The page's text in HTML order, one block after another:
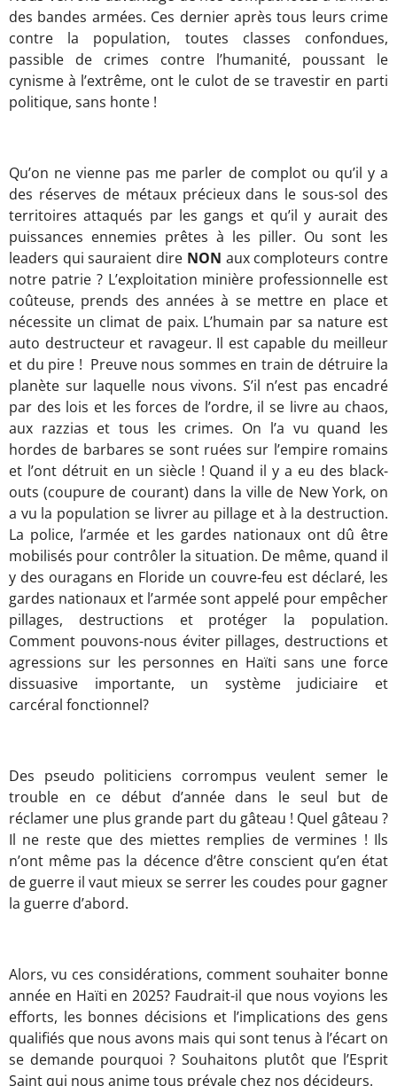
des bandes armées. Ces dernier après tous leurs crime
contre la population, toutes classes confondues,
passible de crimes contre l’humanité, poussant le
cynisme à l’extrême, ont le culot de se travestir en parti
politique, sans honte !
Qu’on ne vienne pas me parler de complot ou qu’il y a
des réserves de métaux précieux dans le sous-sol des
territoires attaqués par les gangs et qu’il y aurait des
puissances ennemies prêtes à les piller. Ou sont les
leaders qui sauraient dire NON aux comploteurs contre
notre patrie ? L’exploitation minière professionnelle est
coûteuse, prends des années à se mettre en place et
nécessite un climat de paix. L’humain par sa nature est
auto destructeur et ravageur. Il est capable du meilleur
et du pire ! Preuve nous sommes en train de détruire la
planète sur laquelle nous vivons. S’il n’est pas encadré
par des lois et les forces de l’ordre, il se livre au chaos,
aux razzias et tous les crimes. On l’a vu quand les
hordes de barbares se sont ruées sur l’empire romains
et l’ont détruit en un siècle ! Quand il y a eu des black-
outs (coupure de courant) dans la ville de New York, on
a vu la population se livrer au pillage et à la destruction.
La police, l’armée et les gardes nationaux ont dû être
mobilisés pour contrôler la situation. De même, quand il
y des ouragans en Floride un couvre-feu est déclaré, les
gardes nationaux et l’armée sont appelé pour empêcher
pillages, destructions et protéger la population.
Comment pouvons-nous éviter pillages, destructions et
agressions sur les personnes en Haïti sans une force
dissuasive importante, un système judiciaire et
carcéral fonctionnel?
Des pseudo politiciens corrompus veulent semer le
trouble en ce début d’année dans le seul but de
réclamer une plus grande part du gâteau ! Quel gâteau ?
Il ne reste que des miettes remplies de vermines ! Ils
n’ont même pas la décence d’être conscient qu’en état
de guerre il vaut mieux se serrer les coudes pour gagner
la guerre d’abord.
Alors, vu ces considérations, comment souhaiter bonne
année en Haïti en 2025? Faudrait-il que nous voyions les
efforts, les bonnes décisions et l’implications des gens
qualifiés que nous avons mais qui sont tenus à l’écart on
se demande pourquoi ? Souhaitons plutôt que l’Esprit
Saint qui nous anime tous prévale chez nos décideurs.